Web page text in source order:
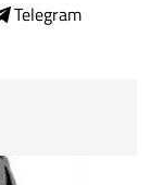
Telegram